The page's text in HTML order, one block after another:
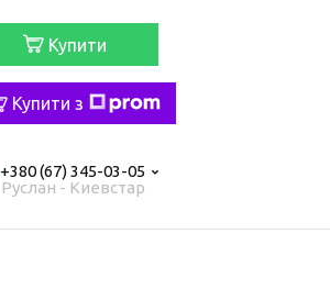
Купити
Купити з
+380 (67) 345-03-05
Руслан - Киевстар